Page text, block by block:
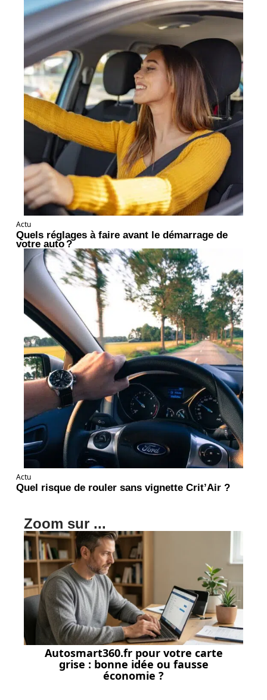
Actu
Quels réglages à faire avant le démarrage de
votre auto ?
Actu
Quel risque de rouler sans vignette Crit’Air ?
Zoom sur ...
Autosmart360.fr pour votre carte
grise : bonne idée ou fausse
économie ?